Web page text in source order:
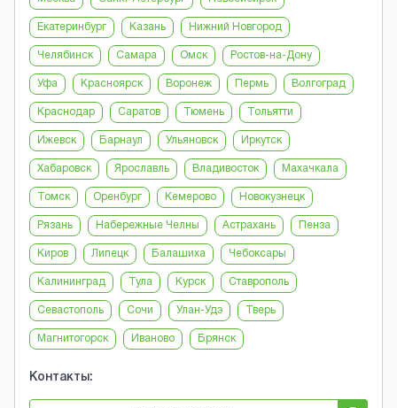
Екатеринбург Казань Нижний Новгород
Челябинск Самара Омск Ростов-на-Дону
Уфа Красноярск Воронеж Пермь Волгоград
Краснодар Саратов Тюмень Тольятти
Ижевск Барнаул Ульяновск Иркутск
Хабаровск Ярославль Владивосток Махачкала
Томск Оренбург Кемерово Новокузнецк
Рязань Набережные Челны Астрахань Пенза
Киров Липецк Балашиха Чебоксары
Калининград Тула Курск Ставрополь
Севастополь Сочи Улан-Удэ Тверь
Магнитогорск Иваново Брянск
Контакты: